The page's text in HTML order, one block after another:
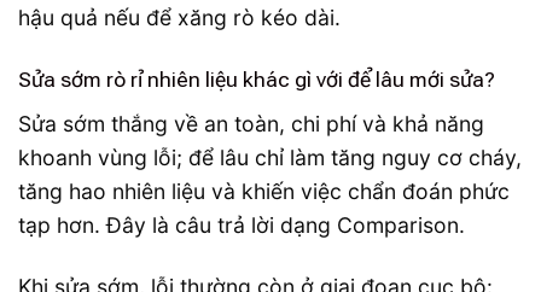
hậu quả nếu để xăng rò kéo dài.
Sửa sớm rò rỉ nhiên liệu khác gì với để lâu mới sửa?
Sửa sớm thắng về an toàn, chi phí và khả năng
khoanh vùng lỗi; để lâu chỉ làm tăng nguy cơ cháy,
tăng hao nhiên liệu và khiến việc chẩn đoán phức
tạp hơn. Đây là câu trả lời dạng Comparison.
Khi sửa sớm, lỗi thường còn ở giai đoạn cục bộ: